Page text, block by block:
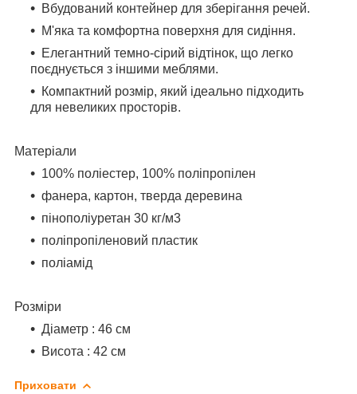
Вбудований контейнер для зберігання речей.
М'яка та комфортна поверхня для сидіння.
Елегантний темно-сірий відтінок, що легко
поєднується з іншими меблями.
Компактний розмір, який ідеально підходить
для невеликих просторів.
Матеріали
100% поліестер, 100% поліпропілен
фанера, картон, тверда деревина
пінополіуретан 30 кг/м3
поліпропіленовий пластик
поліамід
Розміри
Діаметр : 46 см
Висота : 42 см
Приховати